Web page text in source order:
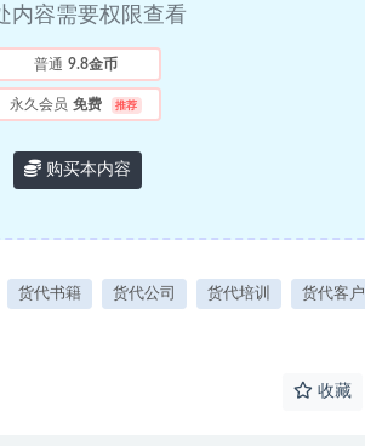
内容需要权限查看
普通 9.8金币
永久会员 免费 推荐
购买本内容
货代书籍 货代公司 货代培训 货代客户
收藏